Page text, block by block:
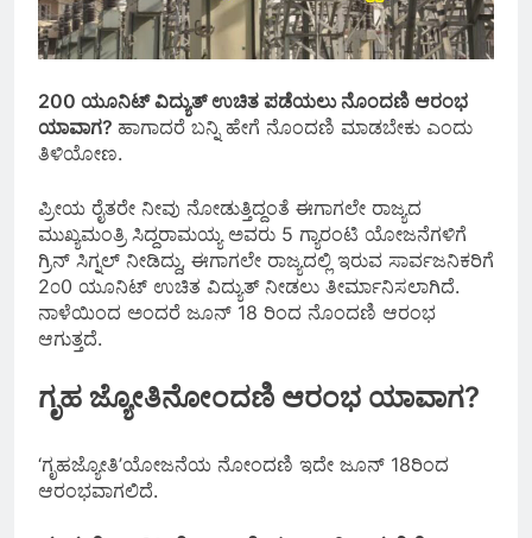
200 ಯೂನಿಟ್ ವಿದ್ಯುತ್ ಉಚಿತ ಪಡೆಯಲು ನೊಂದಣಿ ಆರಂಭ
ಯಾವಾಗ? ಹಾಗಾದರೆ ಬನ್ನಿ ಹೇಗೆ ನೊಂದಣಿ ಮಾಡಬೇಕು ಎಂದು
ತಿಳಿಯೋಣ.
ಪ್ರೀಯ ರೈತರೇ ನೀವು ನೋಡುತ್ತಿದ್ದಂತೆ ಈಗಾಗಲೇ ರಾಜ್ಯದ
ಮುಖ್ಯಮಂತ್ರಿ ಸಿದ್ದರಾಮಯ್ಯ ಅವರು 5 ಗ್ಯಾರಂಟಿ ಯೋಜನೆಗಳಿಗೆ
ಗ್ರಿನ್ ಸಿಗ್ನಲ್ ನೀಡಿದ್ದು, ಈಗಾಗಲೇ ರಾಜ್ಯದಲ್ಲಿ ಇರುವ ಸಾರ್ವಜನಿಕರಿಗೆ
2೦0 ಯೂನಿಟ್ ಉಚಿತ ವಿದ್ಯುತ್ ನೀಡಲು ತೀರ್ಮಾನಿಸಲಾಗಿದೆ.
ನಾಳೆಯಿಂದ ಅಂದರೆ ಜೂನ್ 18 ರಿಂದ ನೊಂದಣಿ ಆರಂಭ
ಆಗುತ್ತದೆ.
ಗೃಹ ಜ್ಯೋತಿನೋಂದಣಿ ಆರಂಭ ಯಾವಾಗ?
‘ಗೃಹಜ್ಯೋತಿ’ಯೋಜನೆಯ ನೋಂದಣಿ ಇದೇ ಜೂನ್ 18ರಿಂದ
ಆರಂಭವಾಗಲಿದೆ.